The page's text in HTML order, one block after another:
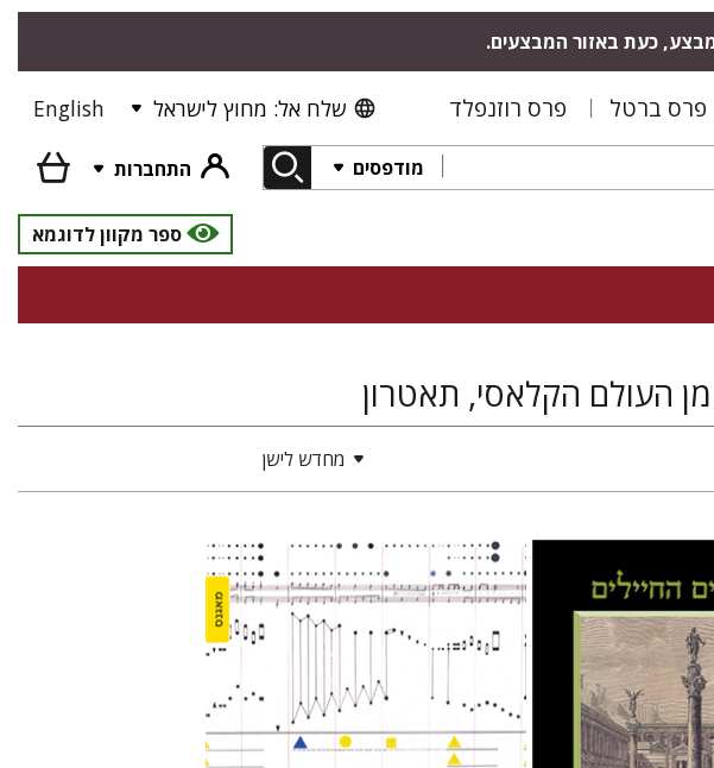
כעת באזור המבצעים.
פרס ברטל פרס רוזנפלד שלח אל: מחוץ לישראל English
מודפסים
התחברות
ספר מקוון לדוגמא
העולם הקלאסי, תאטרון
מחדש לישן